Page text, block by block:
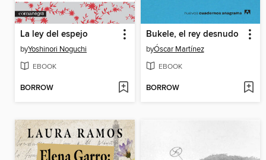
La ley del espejo
byYoshinori Noguchi
EBOOK
BORROW
Bukele, el rey desnudo
byÓscar Martínez
EBOOK
BORROW